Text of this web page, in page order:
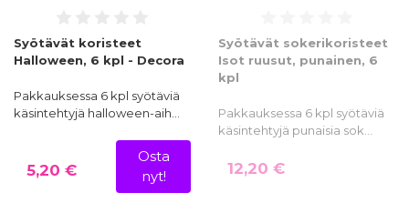
Syötävät koristeet
Halloween, 6 kpl - Decora
Pakkauksessa 6 kpl syötäviä
käsintehtyjä halloween-aih…
5,20 €
Osta
nyt!
Syötävät sokerikoristeet
Isot ruusut, punainen, 6
kpl
Pakkauksessa 6 kpl syötäviä
käsintehtyjä punaisia sok…
12,20 €